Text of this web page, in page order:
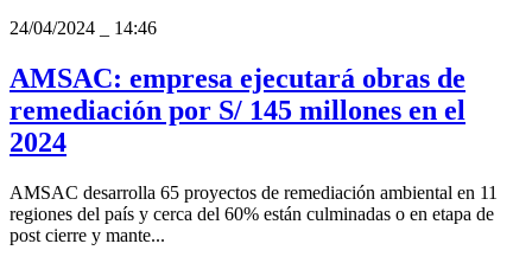
24/04/2024
14:46
AMSAC: empresa ejecutará obras de
remediación por S/ 145 millones en el
2024
AMSAC desarrolla 65 proyectos de remediación ambiental en 11
regiones del país y cerca del 60% están culminadas o en etapa de
post cierre y mante...